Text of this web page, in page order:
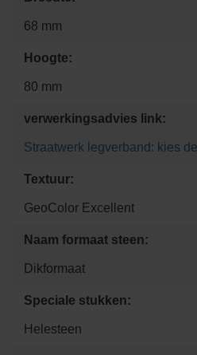
68 mm
Hoogte:
80 mm
verwerkingsadvies link:
Straatwerk legverband: kies
Textuur:
GeoColor Excellent
Naam formaat steen:
Dikformaat
Speciale stukken:
Helesteen